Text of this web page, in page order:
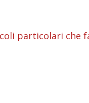
particolari che